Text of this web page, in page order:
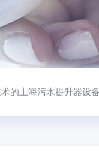
的上海污水提升器设